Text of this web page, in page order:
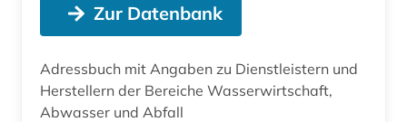
Zur Datenbank
Adressbuch mit Angaben zu Dienstleistern und
Herstellern der Bereiche Wasserwirtschaft,
Abwasser und Abfall